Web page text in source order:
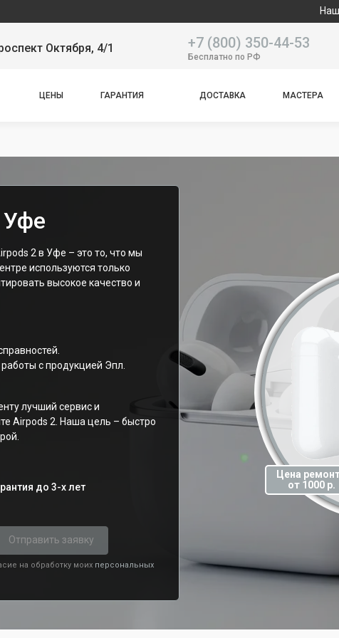
Наш
Октября, 4/1 +7 (800) 350-44-53
Бесплатно по РФ
ЦЕНЫ ГАРАНТИЯ ДОСТАВКА МАСТЕРА
Уфе
2 в Уфе – это то, что мы
используются только
высокое качество и
с продукцией Эпл.
лучший сервис и
Airpods 2. Наша цель – быстро
до 3-х лет
Отправить заявку
на обработку моих персональных
Цена
от 1000 р.